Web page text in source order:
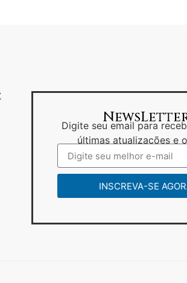
Digite seu email para
últimas atualizações e
INSCREVA-SE